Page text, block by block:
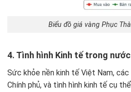
Biểu đồ giá vàng Phục
4. Tình hình Kinh tế trong
Sức khỏe nền kinh tế Việt Nam,
Chính phủ, và tình hình kinh tế cụ